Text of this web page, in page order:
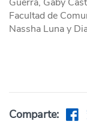
Facultad de
Nassha Luna y
Comparte: